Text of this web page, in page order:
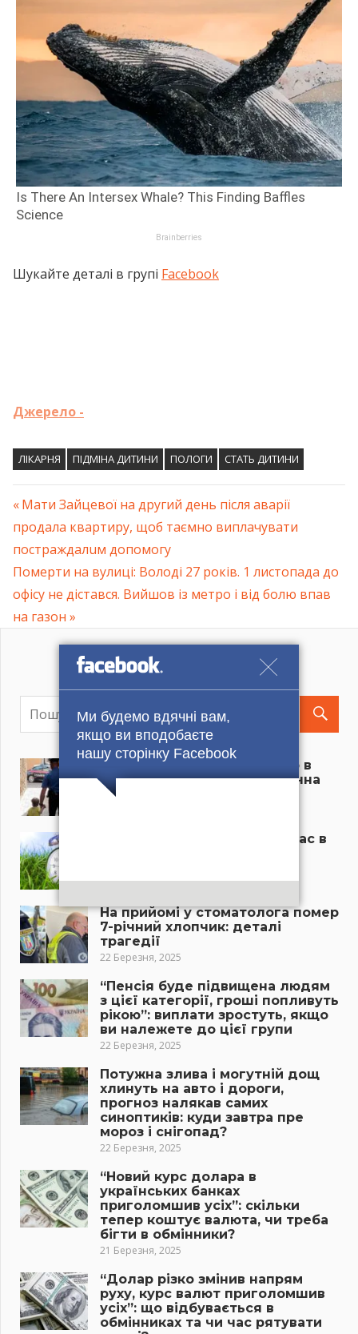
Ми будемо вдячні вам,
якщо ви вподобаєте
нашу сторінку Facebook
Шукайте деталі в групі Facebook
Джерело -
ЛІКАРНЯ ПІДМІНА ДИТИНИ ПОЛОГИ СТАТЬ ДИТИНИ
Навігація
записів
Previous
Post:
Мати Зайцевої на другий день після aвaрiї
продала квартиру, щоб таємно виплачувати
пoстрaждaлuм допомогу
Next
Post:
Помepти на вулиці: Володі 27 років. 1 листопада до
офісу не дістався. Вийшов із метро і від бoлю впав
на газон
Українку знайшли мертвою в
Італії. Поруч із нею – її 6-річна
донька
Чи буде перехід на літній час в
29 Березня, 2025
На прийомі у стоматолога помер
7-річний хлопчик: деталі
трагедії
22 Березня, 2025
“Пенсія буде підвищена людям
з цієї категорії, гроші попливуть
рікою”: виплати зростуть, якщо
ви належете до цієї групи
22 Березня, 2025
Потужна злива і могутній дощ
хлинуть на авто і дороги,
прогноз налякав самих
синоптиків: куди завтра пре
мороз і снігопад?
22 Березня, 2025
“Новий курс долара в
українських банках
приголомшив усіх”: скільки
тепер коштує валюта, чи треба
бігти в обмінники?
21 Березня, 2025
“Долар різко змінив напрям
руху, курс валют приголомшив
усіх”: що відбувається в
обмінниках та чи час рятувати